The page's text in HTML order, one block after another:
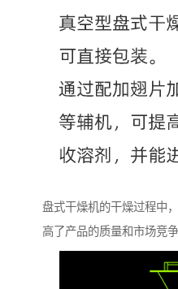
盘式干燥机的干燥过程中
高了产品的质量和市场竞争